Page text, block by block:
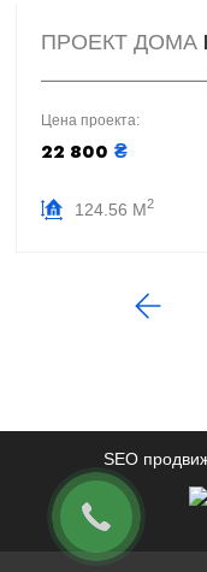
ПРОЕКТ ДОМА
Цена проекта:
22 800 ₴
124.56 М2
SEO